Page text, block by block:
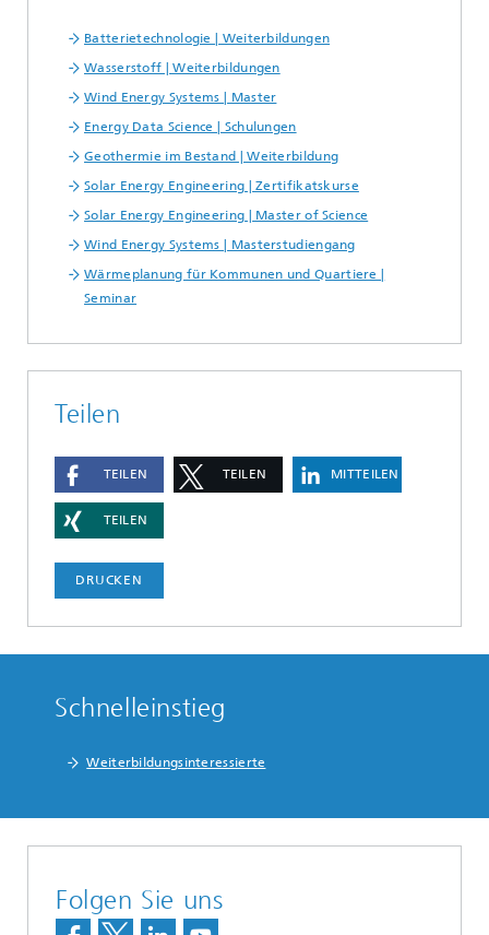
Batterietechnologie | Weiterbildungen
Wasserstoff | Weiterbildungen
Wind Energy Systems | Master
Energy Data Science | Schulungen
Geothermie im Bestand | Weiterbildung
Solar Energy Engineering | Zertifikatskurse
Solar Energy Engineering | Master of Science
Wind Energy Systems | Masterstudiengang
Wärmeplanung für Kommunen und Quartiere |
Seminar
Teilen
TEILEN TEILEN MITTEILEN
TEILEN
DRUCKEN
Schnelleinstieg
Weiterbildungsinteressierte
Folgen Sie uns